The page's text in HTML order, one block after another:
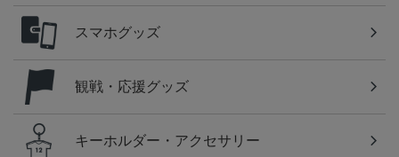
スマホグッズ
観戦・応援グッズ
キーホルダー・アクセサリー